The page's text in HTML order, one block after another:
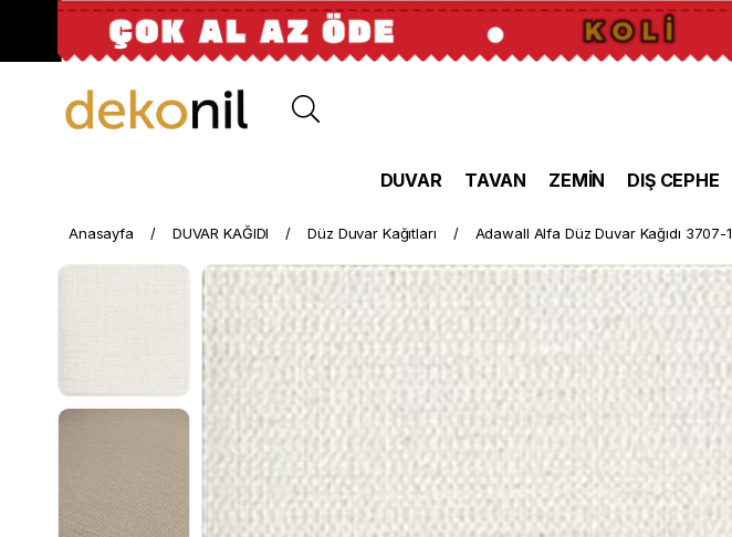
DUVAR TAVAN ZEMİN DIŞ CEPHE
Anasayfa DUVAR KAĞIDI Düz Duvar Kağıtları Adawall Alfa Düz Duvar Kağıdı 3707-1